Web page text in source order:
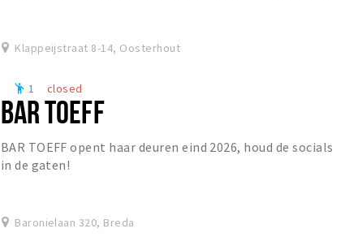
Klappeijstraat 8-14, Oosterhout
emoji_people 1 closed
BAR TOEFF
BAR TOEFF opent haar deuren eind 2026, houd de socials
in de gaten!
Baronielaan 320, Breda